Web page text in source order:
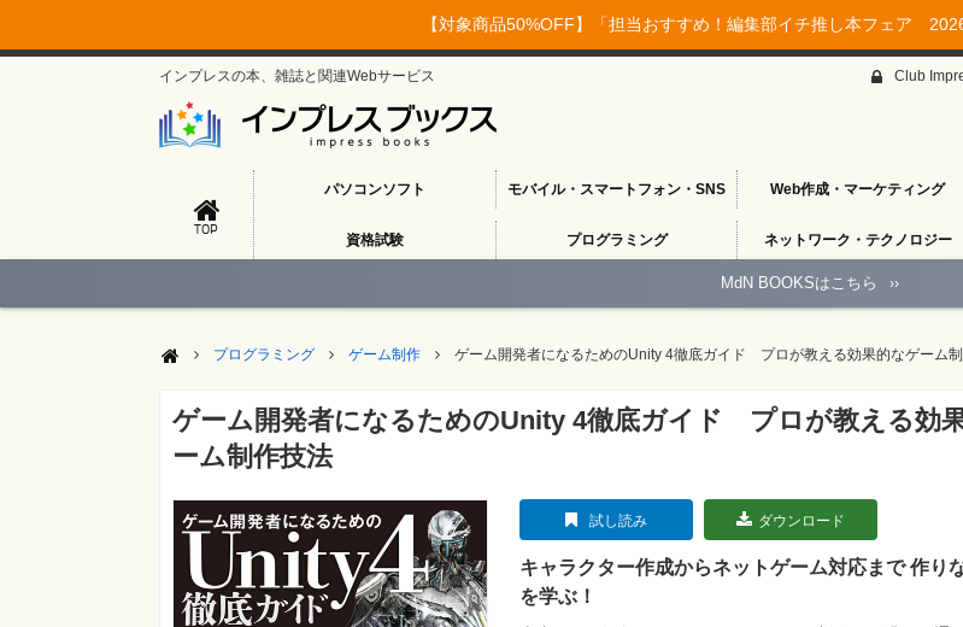
【対象商品50%OFF】「担当おすすめ！編集部イチ推し本フェア
インプレスの本、雑誌と関連Webサービス
TOP
パソコンソフト モバイル・スマートフォン・SNS Web作成・マーケティング
資格試験 プログラミング ネットワーク・テクノロジー
Club
MdN BOOKSはこちら ››
プログラミング ゲーム制作 ゲーム開発者になるためのUnity 4徹底ガイド プロが教える効果的なゲーム
ゲーム開発者になるためのUnity 4徹底ガイド プロが教える効
ーム制作技法
試し読み ダウンロード
キャラクター作成からネットゲーム対応まで 作り
を学ぶ！